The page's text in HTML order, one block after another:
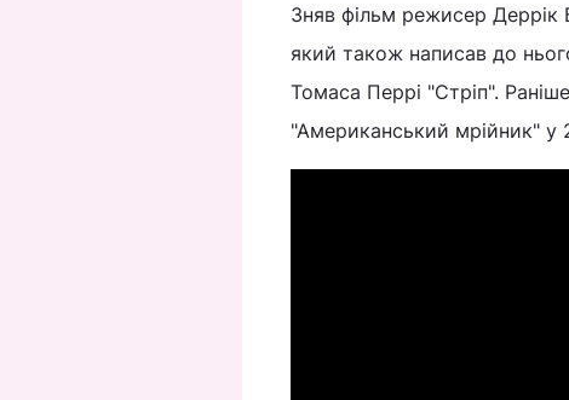
Зняв фільм режисер
який також написав до
Томаса Перрі "Стріп".
"Американський мрійник" у